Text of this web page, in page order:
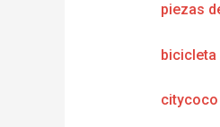
piezas
citycoco